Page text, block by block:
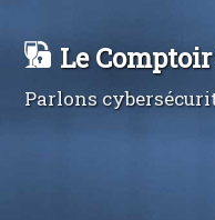
Le
Parlons